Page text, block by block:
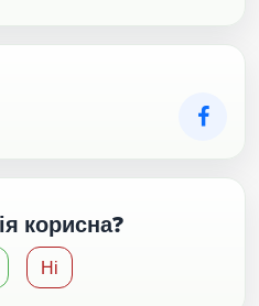
корисна?
Ні